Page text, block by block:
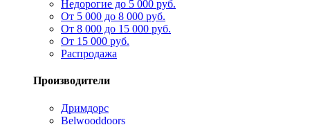
Недорогие до 5 000 руб.
От 5 000 до 8 000 руб.
От 8 000 до 15 000 руб.
От 15 000 руб.
Распродажа
Производители
Дримдорс
Belwooddoors